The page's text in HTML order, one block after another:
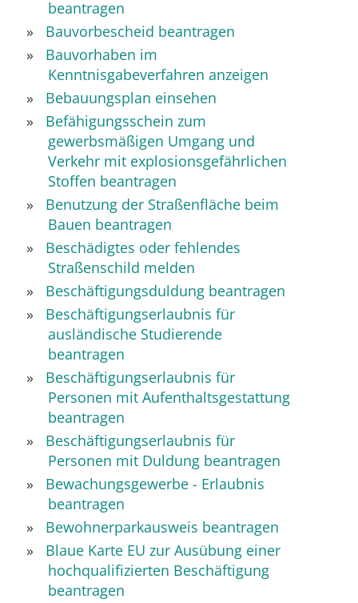
beantragen
Bauvorbescheid beantragen
Bauvorhaben im
Kenntnisgabeverfahren anzeigen
Bebauungsplan einsehen
Befähigungsschein zum
gewerbsmäßigen Umgang und
Verkehr mit explosionsgefährlichen
Stoffen beantragen
Benutzung der Straßenfläche beim
Bauen beantragen
Beschädigtes oder fehlendes
Straßenschild melden
Beschäftigungsduldung beantragen
Beschäftigungserlaubnis für
ausländische Studierende
beantragen
Beschäftigungserlaubnis für
Personen mit Aufenthaltsgestattung
beantragen
Beschäftigungserlaubnis für
Personen mit Duldung beantragen
Bewachungsgewerbe - Erlaubnis
beantragen
Bewohnerparkausweis beantragen
Blaue Karte EU zur Ausübung einer
hochqualifizierten Beschäftigung
beantragen